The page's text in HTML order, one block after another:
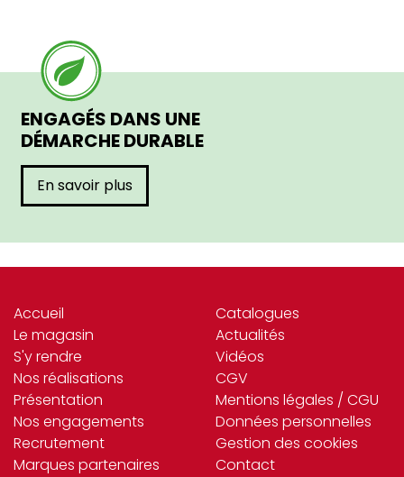
ENGAGÉS DANS UNE
DÉMARCHE DURABLE
En savoir plus
Accueil
Le magasin
S'y rendre
Nos réalisations
Présentation
Nos engagements
Recrutement
Marques partenaires
Catalogues
Actualités
Vidéos
CGV
Mentions légales / CGU
Données personnelles
Gestion des cookies
Contact